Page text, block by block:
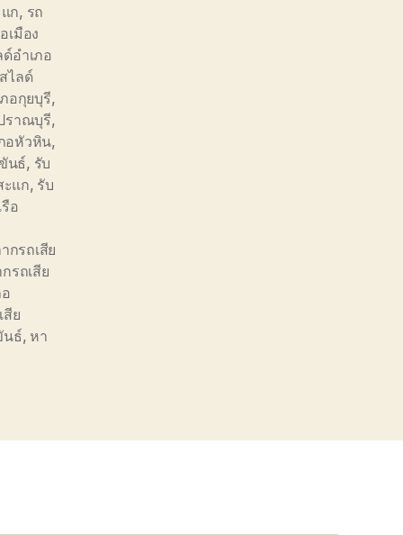
ก, รถ
เมือง
อำเภอ
ไลด์
อกุยบุรี,
ราณบุรี,
อหัวหิน,
นธ์, รับ
ะแก, รับ
อ
กรถเสีย
รถเสีย
สีย
นธ์, หา